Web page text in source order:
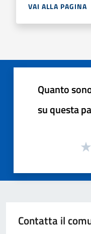
VAI ALLA PAGINA
Quanto
su questa
Contatta il